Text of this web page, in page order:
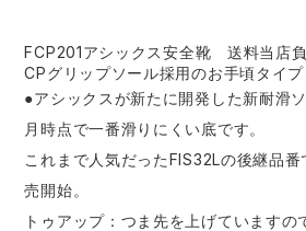
FCP201アシックス安全靴 送料当店負
CPグリップソール採用のお手頃タイプ
●アシックスが新たに開発した新耐滑
月時点で一番滑りにくい底です。
これまで人気だったFIS32Lの後継品
売開始。
トゥアップ：つま先を上げていますの